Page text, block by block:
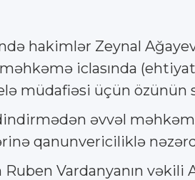
hakimlər Zeynal
iclasında
müdafiəsi üçün özünün
əvvəl
qanunvericiliklə
Vardanyanın